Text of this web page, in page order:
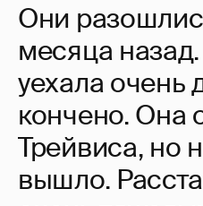
Они
месяца
уехала очень
кончено. Она
Трейвиса, но
вышло.